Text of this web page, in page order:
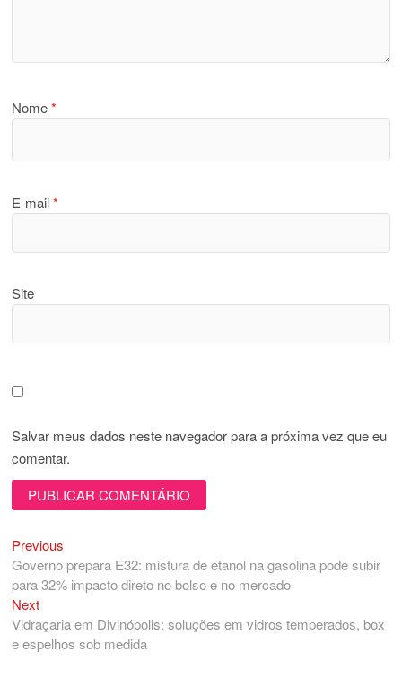
Nome*
E-mail*
Site
Salvar meus dados neste navegador para a próxima vez que eu
comentar.
Navegação
de
Post
Previous
post:
Governo prepara E32: mistura de etanol na gasolina pode subir
para 32% impacto direto no bolso e no mercado
NextNext
post:
Vidraçaria em Divinópolis: soluções em vidros temperados, box
e espelhos sob medida